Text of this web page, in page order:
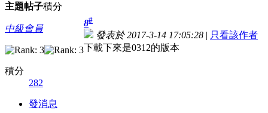
主題帖子積分
中級會員
積分
282
發消息
8#
發表於 2017-3-14 17:05:28 | 只看該作者
下載下來是0312的版本